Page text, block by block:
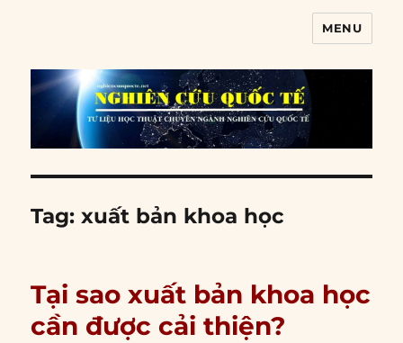
MENU
Tag:xuất bản khoa học
Tại sao xuất bản khoa học
cần được cải thiện?